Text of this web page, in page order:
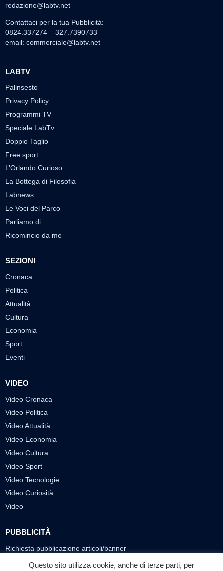
redazione@labtv.net
Contattaci per la tua Pubblicità:
0824.337274 – 327.7390733
email: commerciale@labtv.net
LABTV
Palinsesto
Privacy Policy
Programmi TV
Speciale LabTv
Doppio Taglio
Free sport
L’Orlando Curioso
La Bottega di Filosofia
Labnews
Le Voci del Parco
Parliamo di…
Ricomincio da me
SEZIONI
Cronaca
Politica
Attualità
Cultura
Economia
Sport
Eventi
VIDEO
Video Cronaca
Video Politica
Video Attualità
Video Economia
Video Cultura
Video Sport
Video Tecnologie
Video Curiosità
Video
PUBBLICITÀ
Richiesta pubblicazione articoli/banner
SEGUICI SUI SOCIAL
Questo sito utilizza cookie, anche di terze parti, per